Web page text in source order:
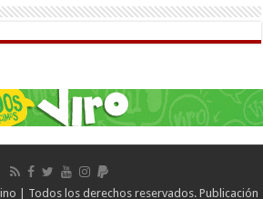
| Todos los derechos reservados. Publicación